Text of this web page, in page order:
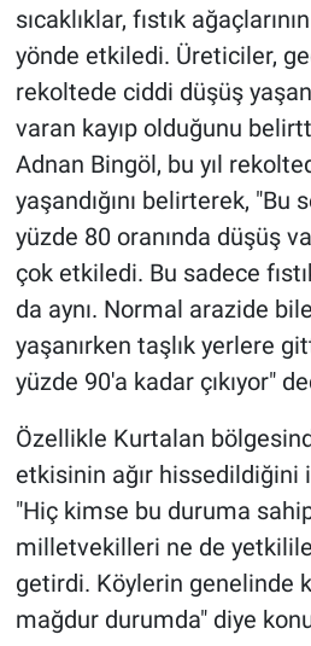
sıcaklıklar, fıstık
yönde etkiledi. Üreticiler,
rekoltede ciddi düşüş
varan kayıp olduğunu
Adnan Bingöl, bu yıl
yaşandığını belirterek, "Bu
yüzde 80 oranında düşüş
çok etkiledi. Bu sadece
da aynı. Normal arazide
yaşanırken taşlık yerlere
yüzde 90'a kadar çıkıyor"
Özellikle Kurtalan
etkisinin ağır hissedildiğini
"Hiç kimse bu duruma
milletvekilleri ne de
getirdi. Köylerin genelinde
mağdur durumda" diye